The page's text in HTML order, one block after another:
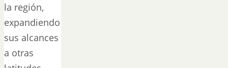
la región,
expandiendo
sus alcances
a otras